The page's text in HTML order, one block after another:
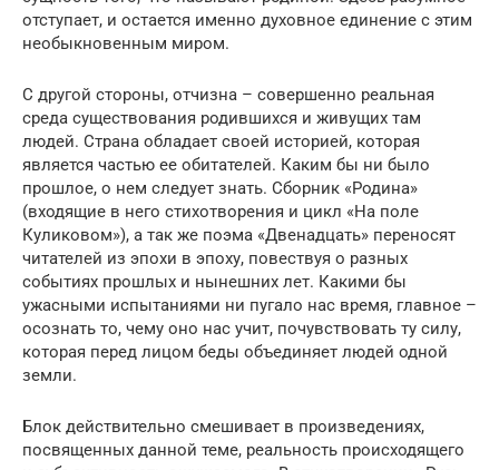
отступает, и остается именно духовное единение с этим
необыкновенным миром.
С другой стороны, отчизна – совершенно реальная
среда существования родившихся и живущих там
людей. Страна обладает своей историей, которая
является частью ее обитателей. Каким бы ни было
прошлое, о нем следует знать. Сборник «Родина»
(входящие в него стихотворения и цикл «На поле
Куликовом»), а так же поэма «Двенадцать» переносят
читателей из эпохи в эпоху, повествуя о разных
событиях прошлых и нынешних лет. Какими бы
ужасными испытаниями ни пугало нас время, главное –
осознать то, чему оно нас учит, почувствовать ту силу,
которая перед лицом беды объединяет людей одной
земли.
Блок действительно смешивает в произведениях,
посвященных данной теме, реальность происходящего